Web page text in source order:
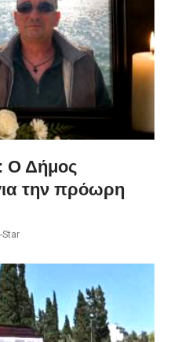
Ο Δήμος
την πρόωρη
Star